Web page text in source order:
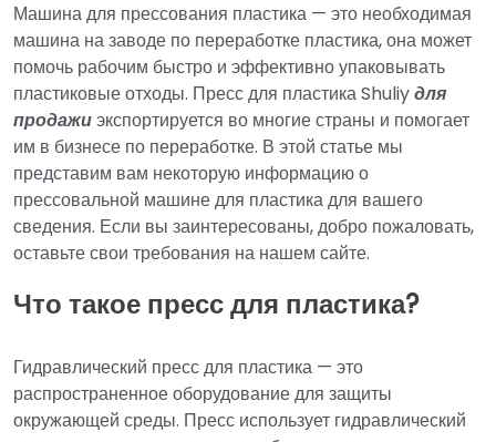
Машина для прессования пластика — это необходимая
машина на заводе по переработке пластика, она может
помочь рабочим быстро и эффективно упаковывать
пластиковые отходы. Пресс для пластика Shuliyдля
продажиэкспортируется во многие страны и помогает
им в бизнесе по переработке. В этой статье мы
представим вам некоторую информацию о
прессовальной машине для пластика для вашего
сведения. Если вы заинтересованы, добро пожаловать,
оставьте свои требования на нашем сайте.
Что такое пресс для пластика?
Гидравлический пресс для пластика — это
распространенное оборудование для защиты
окружающей среды. Пресс использует гидравлический